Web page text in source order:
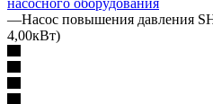
—Насос повышения давления
4,00кВт)